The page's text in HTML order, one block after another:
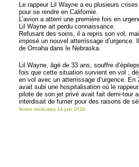
Le rappeur Lil Wayne a eu plusieurs
pour se rendre en Californie.
L’avion a atterri une première fois en
Lil Wayne ait perdu connaissance.
Refusant des soins, il a repris son vol,
imposé un nouvel atterrissage
de Omaha dans le Nebraska.
Lil Wayne, âgé de 33 ans, souffre
fois que cette situation survient en vol ;
en vol avec un atterrissage d’urgence.
avait subi une hospitalisation où le
pilote de son jet privé avait fait demi-tour
interdisait de fumer pour des raisons de
Notes médicales 14 juin 2016